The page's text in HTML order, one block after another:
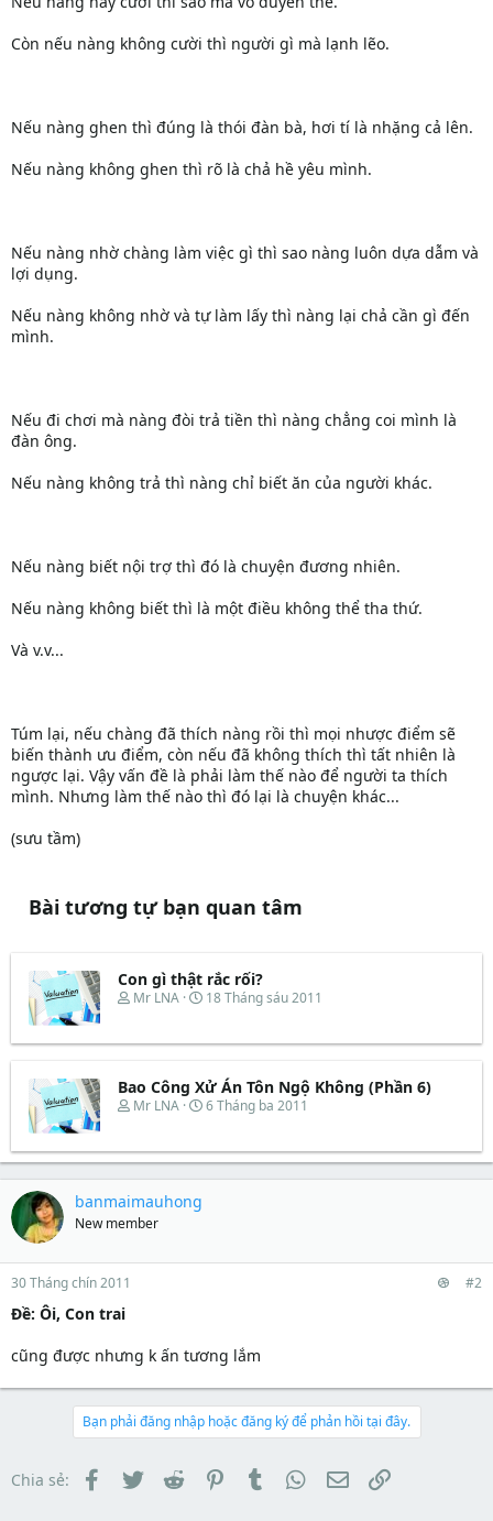
Còn nếu nàng không cười thì người gì mà lạnh lẽo.
Nếu nàng ghen thì đúng là thói đàn bà, hơi tí là nhặng cả lên.
Nếu nàng không ghen thì rõ là chả hề yêu mình.
Nếu nàng nhờ chàng làm việc gì thì sao nàng luôn dựa dẫm và
lợi dụng.
Nếu nàng không nhờ và tự làm lấy thì nàng lại chả cần gì đến
mình.
Nếu đi chơi mà nàng đòi trả tiền thì nàng chẳng coi mình là
đàn ông.
Nếu nàng không trả thì nàng chỉ biết ăn của người khác.
Nếu nàng biết nội trợ thì đó là chuyện đương nhiên.
Nếu nàng không biết thì là một điều không thể tha thứ.
Và v.v...
Túm lại, nếu chàng đã thích nàng rồi thì mọi nhược điểm sẽ
biến thành ưu điểm, còn nếu đã không thích thì tất nhiên là
ngược lại. Vậy vấn đề là phải làm thế nào để người ta thích
mình. Nhưng làm thế nào thì đó lại là chuyện khác...
(sưu tầm)
Bài tương tự bạn quan tâm
Con gì thật rắc rối?
T
e
d
s
r
r
Mr LNA
N
y
ắ
t
u
18 Tháng sáu 2011
Bao Công Xử Án Tôn Ngộ Không (Phần 6)
T
e
s
t
r
Mr LNA
N
y
u
6 Tháng ba 2011
banmaimauhong
New member
30 Tháng chín 2011 #2
Ðề: Ôi, Con trai
cũng được nhưng k ấn tương lắm
Bạn phải đăng nhập hoặc đăng ký để phản hồi tại đây.
Chia sẻ: Facebook
TwitterReddit PinterestTumblr WhatsApp
EmailLink